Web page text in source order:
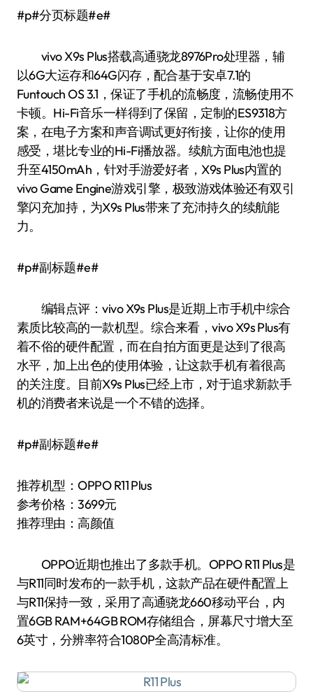
#p#分页标题#e#
vivo X9s Plus搭载高通骁龙8976Pro处理器，辅
以6G大运存和64G闪存，配合基于安卓7.1的
Funtouch OS 3.1，保证了手机的流畅度，流畅使用不
卡顿。Hi-Fi音乐一样得到了保留，定制的ES9318方
案，在电子方案和声音调试更好衔接，让你的使用
感受，堪比专业的Hi-Fi播放器。续航方面电池也提
升至4150mAh，针对手游爱好者，X9s Plus内置的
vivo Game Engine游戏引擎，极致游戏体验还有双引
擎闪充加持，为X9s Plus带来了充沛持久的续航能
力。
#p#副标题#e#
编辑点评：vivo X9s Plus是近期上市手机中综合
素质比较高的一款机型。综合来看，vivo X9s Plus有
着不俗的硬件配置，而在自拍方面更是达到了很高
水平，加上出色的使用体验，让这款手机有着很高
的关注度。目前X9s Plus已经上市，对于追求新款手
机的消费者来说是一个不错的选择。
#p#副标题#e#
推荐机型：OPPO R11 Plus
参考价格：3699元
推荐理由：高颜值
OPPO近期也推出了多款手机。OPPO R11 Plus是
与R11同时发布的一款手机，这款产品在硬件配置上
与R11保持一致，采用了高通骁龙660移动平台，内
置6GB RAM+64GB ROM存储组合，屏幕尺寸增大至
6英寸，分辨率符合1080P全高清标准。